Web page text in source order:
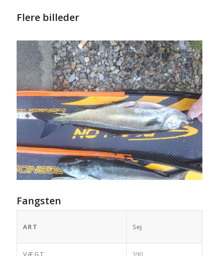
Flere billeder
Fangsten
ART Sej
VÆGT 390